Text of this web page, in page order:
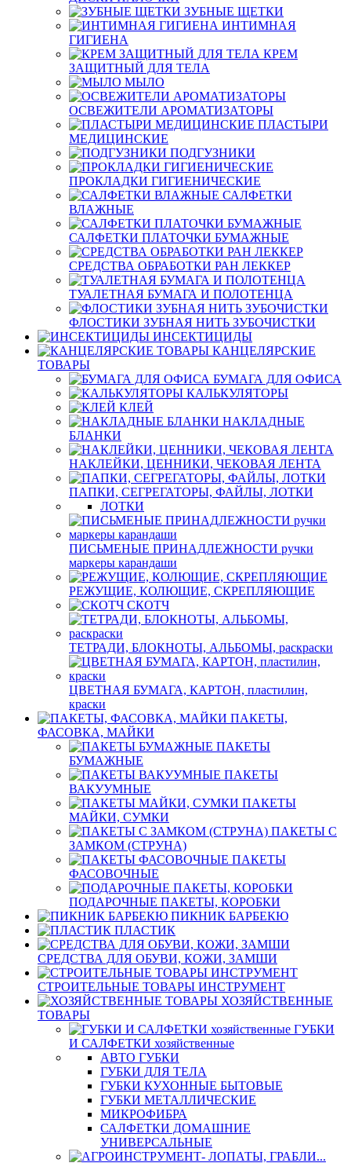
ЗУБНЫЕ ЩЕТКИ
ИНТИМНАЯ
ГИГИЕНА
КРЕМ
ЗАЩИТНЫЙ ДЛЯ ТЕЛА
МЫЛО
ОСВЕЖИТЕЛИ АРОМАТИЗАТОРЫ
ПЛАСТЫРИ
МЕДИЦИНСКИЕ
ПОДГУЗНИКИ
ПРОКЛАДКИ ГИГИЕНИЧЕСКИЕ
САЛФЕТКИ
ВЛАЖНЫЕ
САЛФЕТКИ ПЛАТОЧКИ БУМАЖНЫЕ
СРЕДСТВА ОБРАБОТКИ РАН ЛЕККЕР
ТУАЛЕТНАЯ БУМАГА И ПОЛОТЕНЦА
ФЛОСТИКИ ЗУБНАЯ НИТЬ ЗУБОЧИСТКИ
ИНСЕКТИЦИДЫ
КАНЦЕЛЯРСКИЕ
ТОВАРЫ
БУМАГА ДЛЯ ОФИСА
КАЛЬКУЛЯТОРЫ
КЛЕЙ
НАКЛАДНЫЕ
БЛАНКИ
НАКЛЕЙКИ, ЦЕННИКИ, ЧЕКОВАЯ ЛЕНТА
ПАПКИ, СЕГРЕГАТОРЫ, ФАЙЛЫ, ЛОТКИ
ЛОТКИ
ПИСЬМЕНЫЕ ПРИНАДЛЕЖНОСТИ ручки
маркеры карандаши
РЕЖУЩИЕ, КОЛЮЩИЕ, СКРЕПЛЯЮЩИЕ
СКОТЧ
ТЕТРАДИ, БЛОКНОТЫ, АЛЬБОМЫ, раскраски
ЦВЕТНАЯ БУМАГА, КАРТОН, пластилин,
краски
ПАКЕТЫ,
ФАСОВКА, МАЙКИ
ПАКЕТЫ
БУМАЖНЫЕ
ПАКЕТЫ
ВАКУУМНЫЕ
ПАКЕТЫ
МАЙКИ, СУМКИ
ПАКЕТЫ С
ЗАМКОМ (СТРУНА)
ПАКЕТЫ
ФАСОВОЧНЫЕ
ПОДАРОЧНЫЕ ПАКЕТЫ, КОРОБКИ
ПИКНИК БАРБЕКЮ
ПЛАСТИК
СРЕДСТВА ДЛЯ ОБУВИ, КОЖИ, ЗАМШИ
СТРОИТЕЛЬНЫЕ ТОВАРЫ ИНСТРУМЕНТ
ХОЗЯЙСТВЕННЫЕ
ТОВАРЫ
ГУБКИ
И САЛФЕТКИ хозяйственные
АВТО ГУБКИ
ГУБКИ ДЛЯ ТЕЛА
ГУБКИ КУХОННЫЕ БЫТОВЫЕ
ГУБКИ МЕТАЛЛИЧЕСКИЕ
МИКРОФИБРА
САЛФЕТКИ ДОМАШНИЕ
УНИВЕРСАЛЬНЫЕ